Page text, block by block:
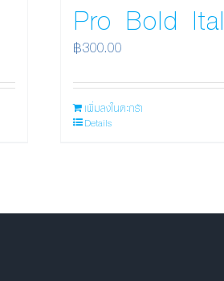
Pro Bold
฿300.00
เพิ่มลงในตะกร้า
Details